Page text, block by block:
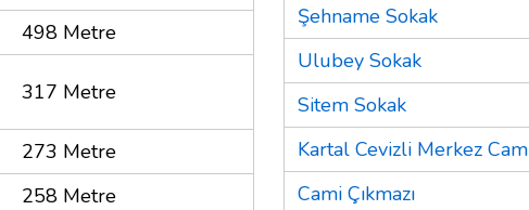
498 Metre
317 Metre
273 Metre
258 Metre
Şehname Sokak
Ulubey Sokak
Sitem Sokak
Kartal Cevizli Merkez
Cami Çıkmazı